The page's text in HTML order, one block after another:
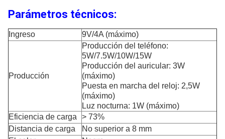
Parámetros técnicos:
Ingreso 9V/4A (máximo)
Producción
Producción del teléfono:
5W/7.5W/10W/15W
Producción del auricular: 3W
(máximo)
Puesta en marcha del reloj: 2,5W
(máximo)
Luz nocturna: 1W (máximo)
Eficiencia de carga
> 73%
Distancia de carga
No superior a 8 mm